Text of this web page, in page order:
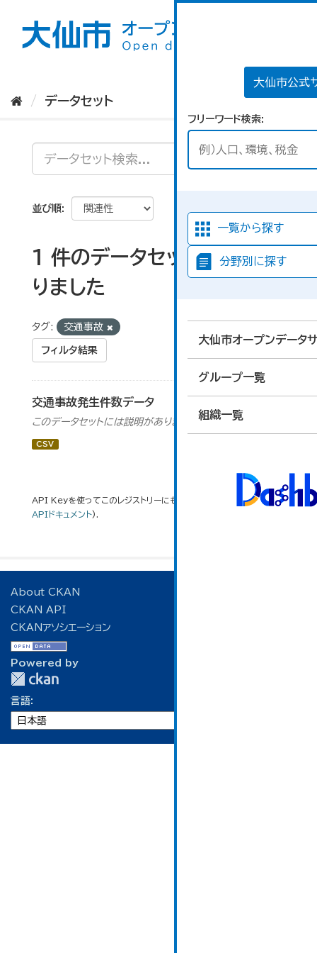
大仙市公式
フリーワード検索
一覧から探す
分野別に探す
大仙市オープンデータ
グループ一覧
組織一覧
データセット
並び順
1 件のデータセットが見つか
りました
タグ: 交通事故
フィルタ結果
交通事故発生件数データ
このデータセットには説明がありません
CSV
API Keyを使ってこのレジストリーにもアクセス可能ですAPI(see
APIドキュメント).
About CKAN
CKAN API
CKANアソシエーション
Powered by
言語